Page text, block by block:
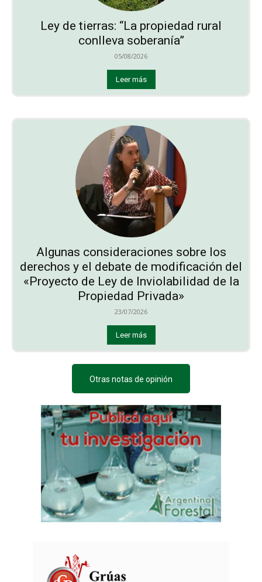
Ley de tierras: “La propiedad rural
conlleva soberanía”
05/08/2026
Leer más
Algunas consideraciones sobre los
derechos y el debate de modificación del
«Proyecto de Ley de Inviolabilidad de la
Propiedad Privada»
23/07/2026
Leer más
Otras notas de opinión